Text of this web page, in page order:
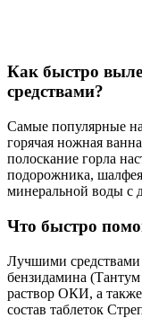
Как быстро
средствами?
Самые популярные
горячая ножная
полоскание горла
подорожника,
минеральной воды с
Что быстро
Лучшими средствами
бензидамина
раствор ОКИ, а
состав таблеток